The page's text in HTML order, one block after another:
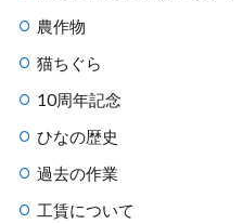
農作物
猫ちぐら
10周年記念
ひなの歴史
過去の作業
工賃について